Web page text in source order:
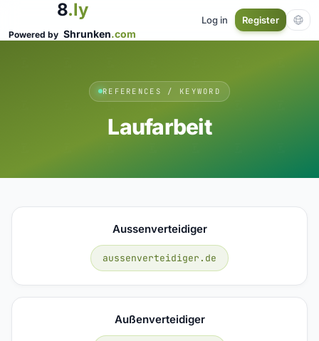
8.ly
Powered by Shrunken.com
Log in Register
REFERENCES / KEYWORD
Laufarbeit
Aussenverteidiger
aussenverteidiger.de
Außenverteidiger